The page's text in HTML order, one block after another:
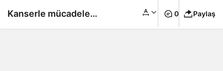
Kanserle mücadele 0 Paylaş